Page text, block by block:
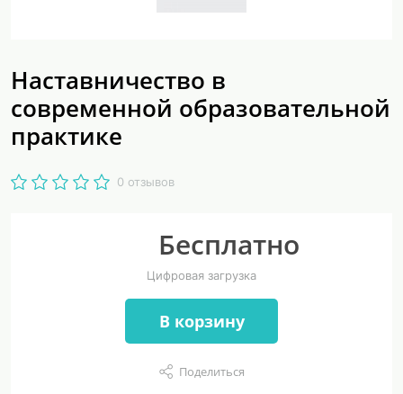
Наставничество в
современной образовательной
практике
0 отзывов
Бесплатно
Цифровая загрузка
В корзину
Поделиться